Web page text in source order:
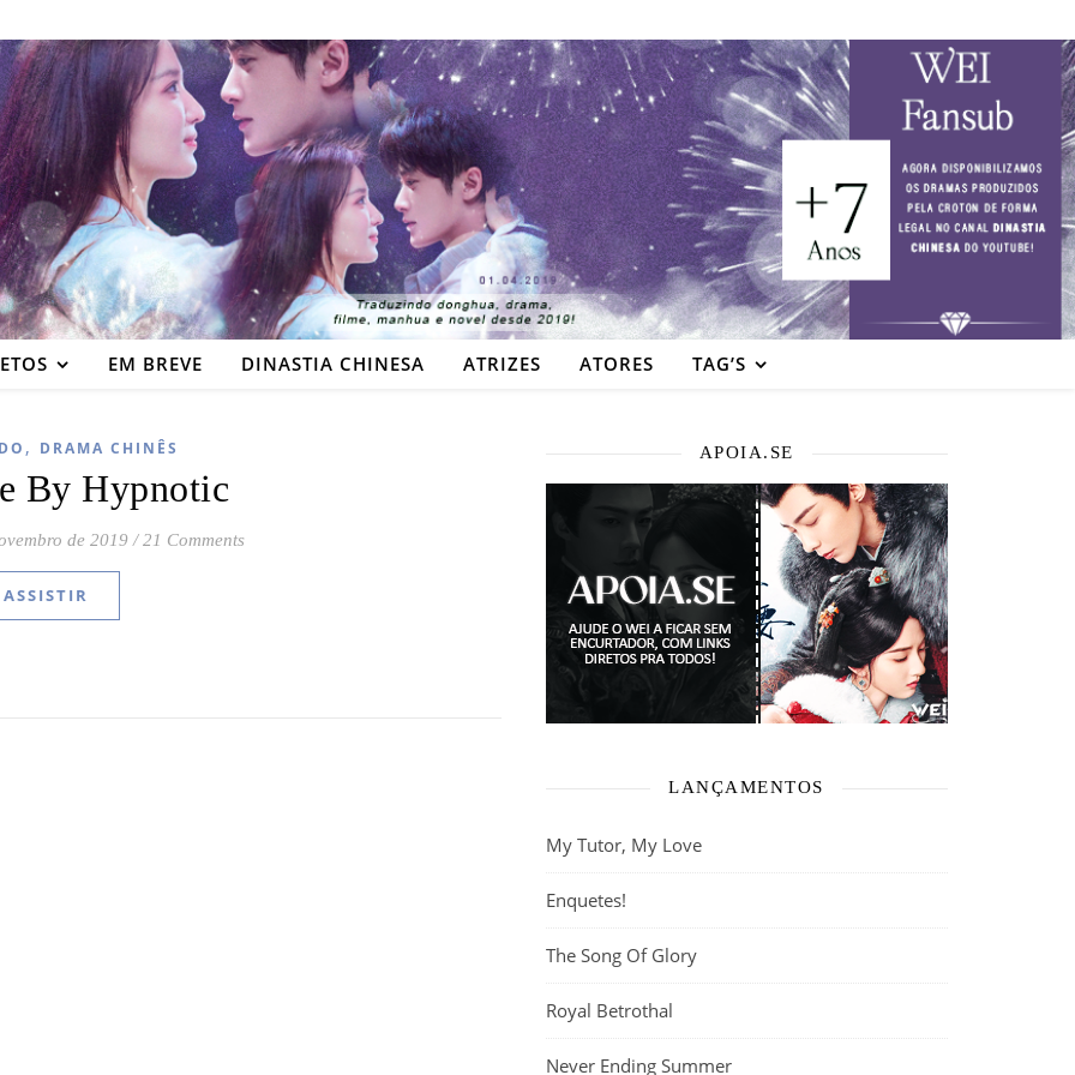
EM BREVE DINASTIA CHINESA ATRIZES ATORES TAG’S
, DRAMA CHINÊS
By Hypnotic
de 2019 / 21 Comments
ASSISTIR
APOIA.SE
LANÇAMENTOS
My Tutor, My Love
Enquetes!
The Song Of Glory
Royal Betrothal
Never Ending Summer